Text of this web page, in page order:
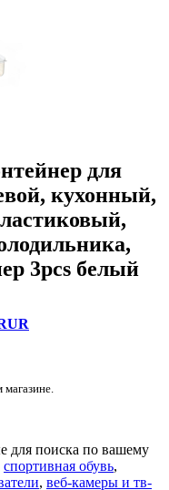
для
кухонный,
3pcs белый
для поиска по вашему
спортивная обувь,
, веб-камеры и тв-